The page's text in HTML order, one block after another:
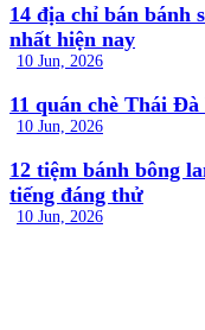
14 địa chỉ bán bánh
nhất hiện nay
10 Jun, 2026
11 quán chè Thái
10 Jun, 2026
12 tiệm bánh bông
tiếng đáng thử
10 Jun, 2026